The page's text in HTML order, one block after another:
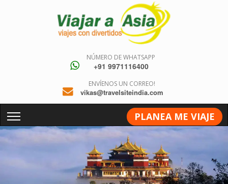
NÚMERO DE WHATSAPP
+91 9971116400
ENVÍENOS UN CORREO!
vikas@travelsiteindia.com
PLANEA ME VIAJE